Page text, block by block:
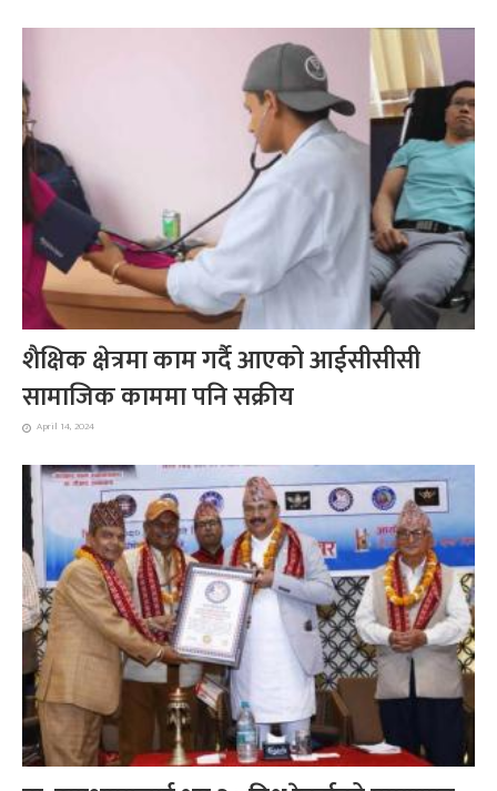
शैक्षिक क्षेत्रमा काम गर्दै आएको आईसीसीसी
सामाजिक काममा पनि सक्रीय
April 14, 2024